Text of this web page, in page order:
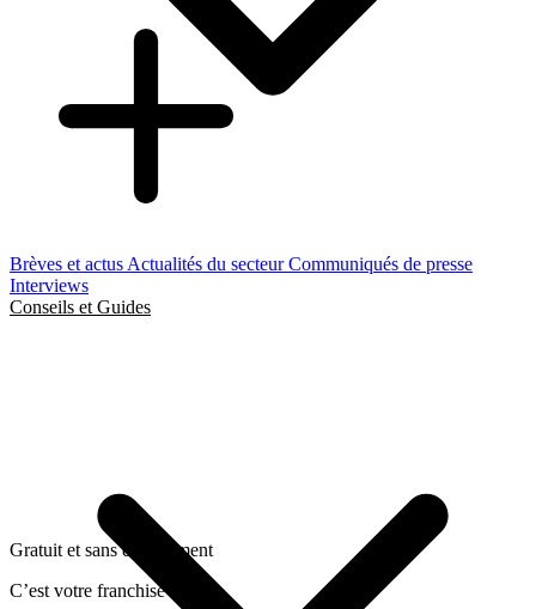
Brèves et actus Actualités du secteurCommuniqués de presse
Interviews
Conseils et Guides
Gratuit et sans engagement
C’est votre franchise ?